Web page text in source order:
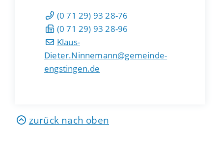
(0 71 29) 93 28-76
(0 71 29) 93 28-96
Klaus-
Dieter.Ninnemann@gemeinde-
engstingen.de
zurück nach oben